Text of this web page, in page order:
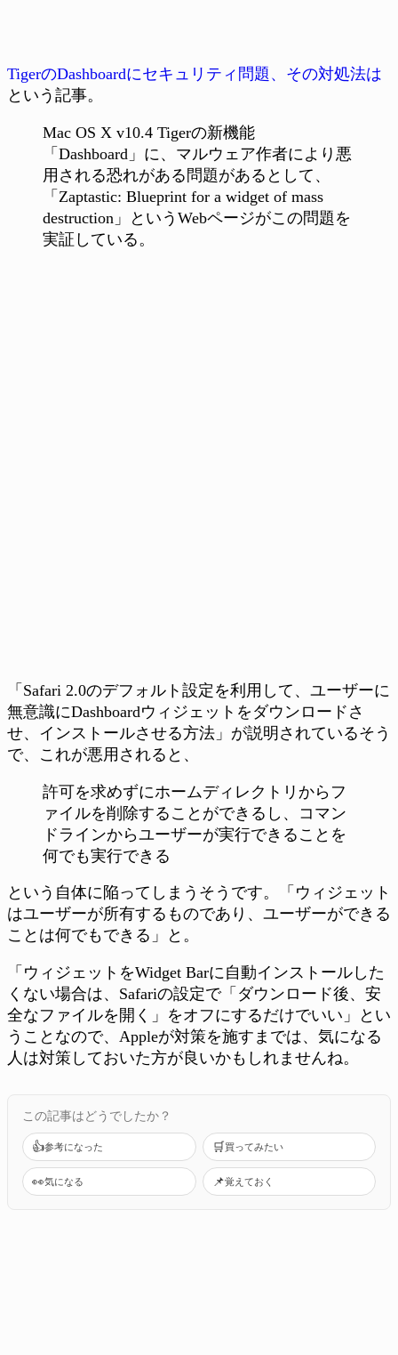
TigerのDashboardにセキュリティ問題、その対処法は
という記事。
Mac OS X v10.4 Tigerの新機能
「Dashboard」に、マルウェア作者により悪
用される恐れがある問題があるとして、
「Zaptastic: Blueprint for a widget of mass
destruction」というWebページがこの問題を
実証している。
「Safari 2.0のデフォルト設定を利用して、ユーザーに
無意識にDashboardウィジェットをダウンロードさ
せ、インストールさせる方法」が説明されているそう
で、これが悪用されると、
許可を求めずにホームディレクトリからフ
ァイルを削除することができるし、コマン
ドラインからユーザーが実行できることを
何でも実行できる
という自体に陥ってしまうそうです。「ウィジェット
はユーザーが所有するものであり、ユーザーができる
ことは何でもできる」と。
「ウィジェットをWidget Barに自動インストールした
くない場合は、Safariの設定で「ダウンロード後、安
全なファイルを開く」をオフにするだけでいい」とい
うことなので、Appleが対策を施すまでは、気になる
人は対策しておいた方が良いかもしれませんね。
この記事はどうでしたか？
👍参考になった 🛒買ってみたい
👀気になる 📌覚えておく